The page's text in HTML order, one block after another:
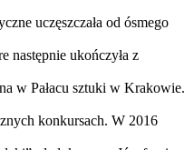
uczęszczała od ósmego
następnie ukończyła z
w Pałacu sztuki w Krakowie.
konkursach. W 2016